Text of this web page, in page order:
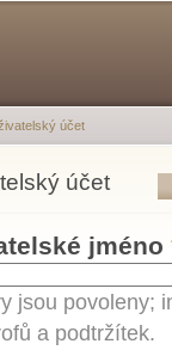
účet
účet
záložky
jméno
jsou povoleny;
a podtržítek.